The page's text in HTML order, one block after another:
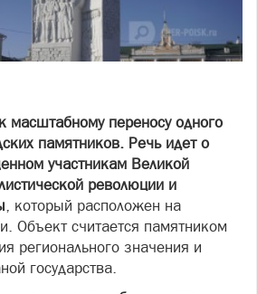
масштабному переносу одного
памятников. Речь идет о
участникам Великой
революции и
, который расположен на
Объект считается памятником
регионального значения и
государства.